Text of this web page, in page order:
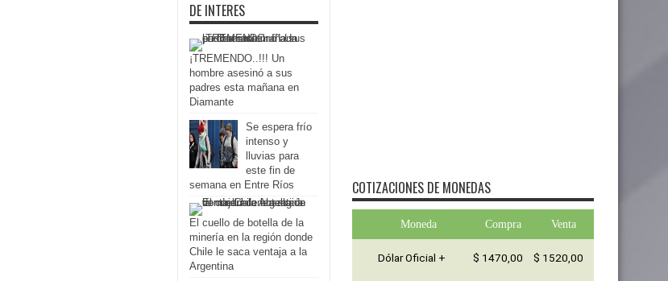
DE INTERES
¡TREMENDO..!!! Un
hombre asesinó a sus
padres esta mañana en
Diamante
Se espera frío
intenso y
lluvias para
este fin de
semana en Entre Ríos
El cuello de botella de la
minería en la región donde
Chile le saca ventaja a la
Argentina
COTIZACIONES DE MONEDAS
Moneda Compra Venta
Dólar Oficial + $ 1470,00 $ 1520,00